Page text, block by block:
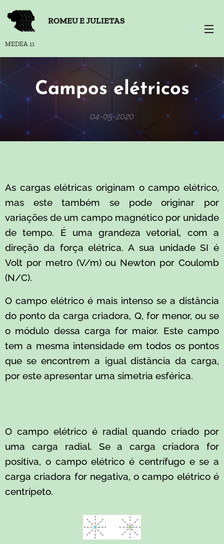
ROMEU E JULIETAS
MEDEA 11
Campos elétricos
04-05-2020
As cargas elétricas originam o campo elétrico,
mas este também se pode originar por
variações de um campo magnético por unidade
de tempo. É uma grandeza vetorial, com a
direção da força elétrica. A sua unidade SI é
Volt por metro (V/m) ou Newton por Coulomb
(N/C).
O campo elétrico é mais intenso se a distância
do ponto da carga criadora, Q, for menor, ou se
o módulo dessa carga for maior. Este campo
tem a mesma intensidade em todos os pontos
que se encontrem a igual distância da carga,
por este apresentar uma simetria esférica.
O campo elétrico é radial quando criado por
uma carga radial. Se a carga criadora for
positiva, o campo elétrico é centrífugo e se a
carga criadora for negativa, o campo elétrico é
centrípeto.